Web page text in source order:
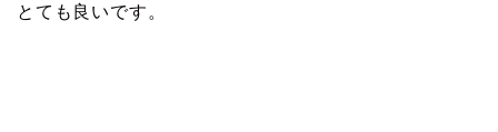
とても良いです。